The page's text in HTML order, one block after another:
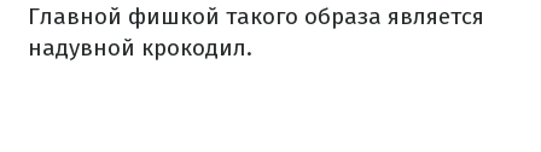
Главной фишкой такого образа является
надувной крокодил.